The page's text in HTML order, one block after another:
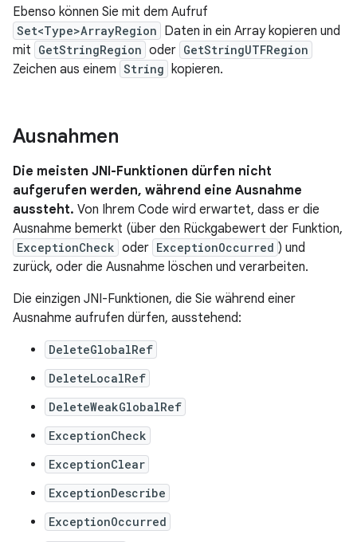
Ebenso können Sie mit dem Aufruf
Set<Type>ArrayRegion Daten in ein Array kopieren und
mit GetStringRegion oder GetStringUTFRegion
Zeichen aus einem String kopieren.
Ausnahmen
Die meisten JNI-Funktionen dürfen nicht
aufgerufen werden, während eine Ausnahme
aussteht. Von Ihrem Code wird erwartet, dass er die
Ausnahme bemerkt (über den Rückgabewert der Funktion,
ExceptionCheck oder ExceptionOccurred ) und
zurück, oder die Ausnahme löschen und verarbeiten.
Die einzigen JNI-Funktionen, die Sie während einer
Ausnahme aufrufen dürfen, ausstehend:
DeleteGlobalRef
DeleteLocalRef
DeleteWeakGlobalRef
ExceptionCheck
ExceptionClear
ExceptionDescribe
ExceptionOccurred